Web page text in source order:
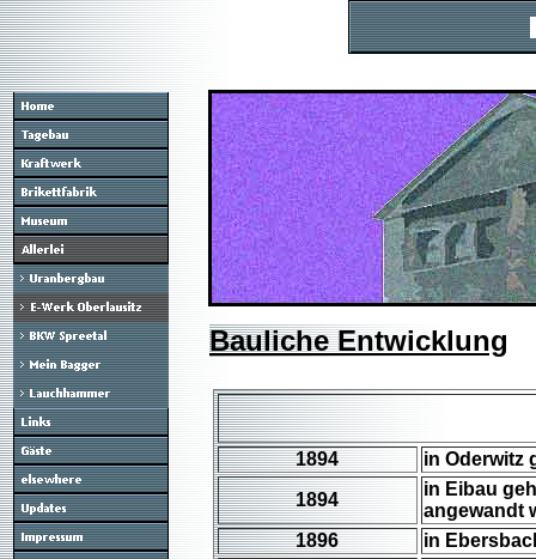
Bauliche Entwicklung
1894
in Oderwitz
1894
in Eibau
angewandt
1896
in